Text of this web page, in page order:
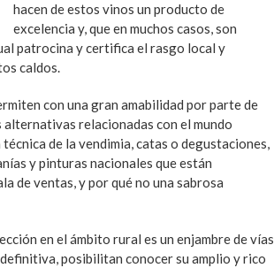
hacen de estos vinos un producto de
excelencia y, que en muchos casos, son
patrocina y certifica el rasgo local y
caldos.
con una gran amabilidad por parte de
relacionadas con el mundo
de la vendimia, catas o degustaciones,
y pinturas nacionales que están
de ventas, y por qué no una sabrosa
en el ámbito rural es un enjambre de vías
posibilitan conocer su amplio y rico